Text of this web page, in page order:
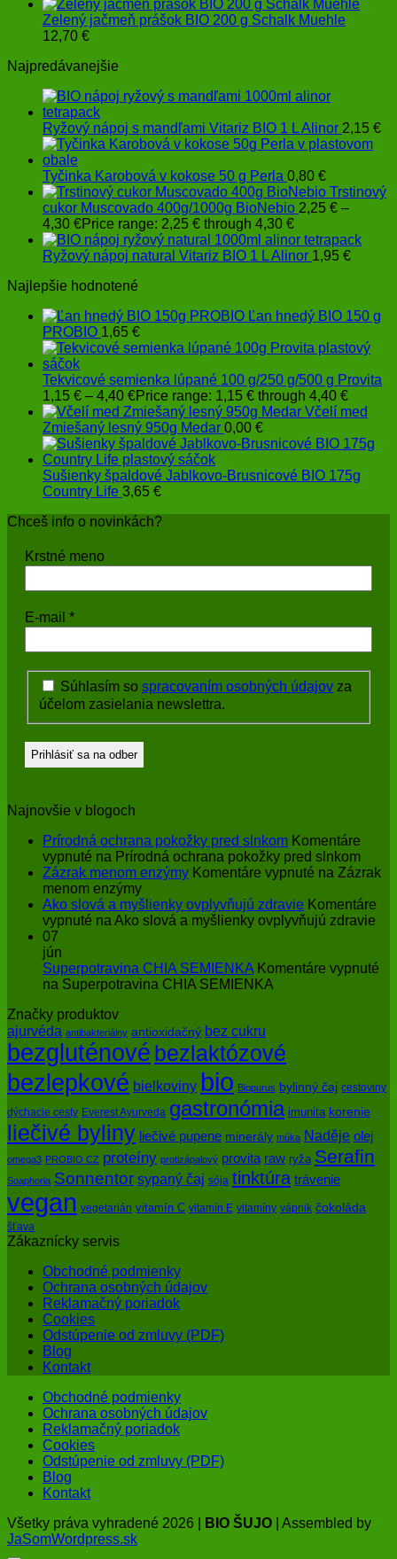
Zelený jačmeň prášok BIO 200 g Schalk Muehle
12,70 €
Najpredávanejšie
Ryžový nápoj s mandľami Vitariz BIO 1 L Alinor 2,15 €
Tyčinka Karobová v kokose 50 g Perla 0,80 €
Trstinový
cukor Muscovado 400g/1000g BioNebio 2,25 € –
4,30 €Price range: 2,25 € through 4,30 €
Ryžový nápoj natural Vitariz BIO 1 L Alinor 1,95 €
Najlepšie hodnotené
Ľan hnedý BIO 150 g
PROBIO 1,65 €
Tekvicové semienka lúpané 100 g/250 g/500 g Provita
1,15 € – 4,40 €Price range: 1,15 € through 4,40 €
Včelí med
Zmiešaný lesný 950g Medar 0,00 €
Sušienky špaldové Jablkovo-Brusnicové BIO 175g
Country Life 3,65 €
Chceš info o novinkách?
Krstné meno
E-mail *
Súhlasím so spracovaním osobných údajov za
účelom zasielania newslettra.
Najnovšie v blogoch
Prírodná ochrana pokožky pred slnkom Komentáre
vypnuté na Prírodná ochrana pokožky pred slnkom
Zázrak menom enzýmy Komentáre vypnuté na Zázrak
menom enzýmy
Ako slová a myšlienky ovplyvňujú zdravie Komentáre
vypnuté na Ako slová a myšlienky ovplyvňujú zdravie
07
jún
Superpotravina CHIA SEMIENKA Komentáre vypnuté
na Superpotravina CHIA SEMIENKA
Značky produktov
ajurvéda antibakteriálny antioxidačný bez cukru
bezgluténové bezlaktózové
bezlepkové bielkoviny bio Biopurus bylinný čaj cestoviny
dýchacie cesty Everest Ayurveda gastronómia imunita korenie
liečivé byliny liečivé pupene minerály múka Naděje olej
omega3 PROBIO CZ proteíny protizápalový provita raw ryža Serafin
Soaphoria Sonnentor sypaný čaj sója tinktúra trávenie
vegan vegetarián vitamín C vitamín E vitamíny vápnik čokoláda
šťava
Zákaznícky servis
Obchodné podmienky
Ochrana osobných údajov
Reklamačný poriadok
Cookies
Odstúpenie od zmluvy (PDF)
Blog
Kontakt
Obchodné podmienky
Ochrana osobných údajov
Reklamačný poriadok
Cookies
Odstúpenie od zmluvy (PDF)
Blog
Kontakt
Všetky práva vyhradené 2026 |
BIO ŠUJO | Assembled by
JaSomWordpress.sk